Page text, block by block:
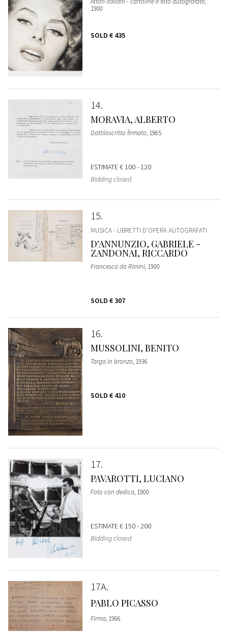
1900
SOLD € 435
14
MORAVIA, ALBERTO
Dattiloscritto firmato, 1965
ESTIMATE€ 100 - 120
Bidding closed
15
MUSICA - LIBRETTI D'OPERA AUTOGRAFATI
D'ANNUNZIO, GABRIELE -
ZANDONAI, RICCARDO
Francesca da Rimini, 1900
SOLD € 307
16
MUSSOLINI, BENITO
Targa in bronzo, 1936
SOLD € 410
17
PAVAROTTI, LUCIANO
Foto con dedica, 1900
ESTIMATE€ 150 - 200
Bidding closed
17A
PABLO PICASSO
Firma, 1966